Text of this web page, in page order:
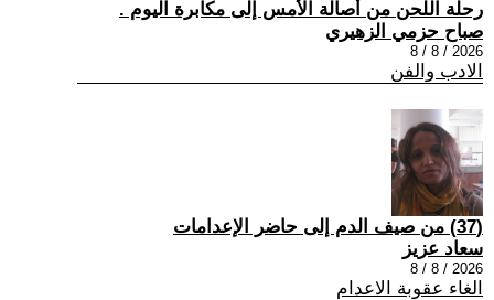
رحلة اللحن من أصالة الأمس إلى مكابرة اليوم .
صباح حزمي الزهيري
2026 / 8 / 8
الادب والفن
(37) من صيف الدم إلى حاضر الإعدامات
سعاد عزيز
2026 / 8 / 8
الغاء عقوبة الاعدام